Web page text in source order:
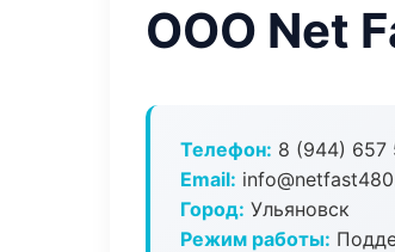
ООО Net
Телефон: 8 (944) 657
Email:
Город: Ульяновск
Режим работы: